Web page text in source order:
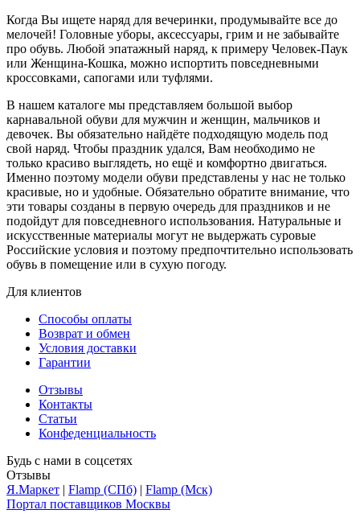
Когда Вы ищете наряд для вечеринки, продумывайте все до
мелочей! Головные уборы, аксессуары, грим и не забывайте
про обувь. Любой эпатажный наряд, к примеру Человек-Паук
или Женщина-Кошка, можно испортить повседневными
кроссовками, сапогами или туфлями.
В нашем каталоге мы представляем большой выбор
карнавальной обуви для мужчин и женщин, мальчиков и
девочек. Вы обязательно найдёте подходящую модель под
свой наряд. Чтобы праздник удался, Вам необходимо не
только красиво выглядеть, но ещё и комфортно двигаться.
Именно поэтому модели обуви представлены у нас не только
красивые, но и удобные. Обязательно обратите внимание, что
эти товары созданы в первую очередь для праздников и не
подойдут для повседневного использования. Натуральные и
искусственные материалы могут не выдержать суровые
Российские условия и поэтому предпочтительно использовать
обувь в помещение или в сухую погоду.
Для клиентов
Способы оплаты
Возврат и обмен
Условия доставки
Гарантии
Отзывы
Контакты
Статьи
Конфеденциальность
Будь с нами в соцсетях
Отзывы
Я.Маркет | Flamp (СПб) | Flamp (Мск)
Портал поставщиков Москвы